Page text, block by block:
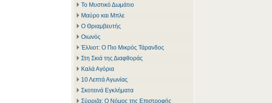
Το Μυστικό Δωμάτιο
Μαύρο και Μπλε
Ο Θριαμβευτής
Οιωνός
Έλλιοτ: Ο Πιο Μικρός Τάρανδος
Στη Σκιά της Διαφθοράς
Καλά Αγόρια
10 Λεπτά Αγωνίας
Σκοτεινά Εγκλήματα
Σύρριζα: Ο Νόμος της Επιστροφής